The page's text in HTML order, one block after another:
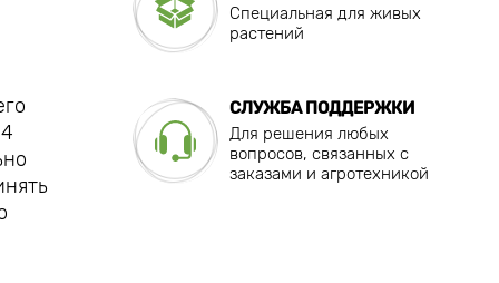
Специальная для живых
растений
СЛУЖБА ПОДДЕРЖКИ
Для решения любых
вопросов, связанных с
заказами и агротехникой